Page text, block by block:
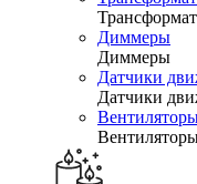
Диммеры
Диммеры
Датчики
Датчики